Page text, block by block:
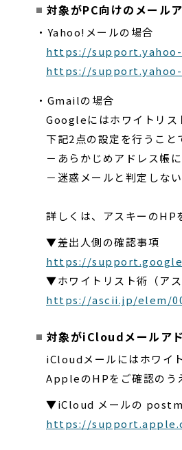
対象がPC向けのメール
・Yahoo!メールの場合
https://
https://
・Gmailの場合
Googleにはホワイトリス
下記2点の設定を行うこ
－あらかじめアドレス帳
－迷惑メールと判定しな
詳しくは、アスキーのHP
▼差出人側の確認事項
https://
▼ホワイトリスト術（アス
https://ascii.jp/elem/
対象がiCloudメールア
iCloudメールにはホワイ
AppleのHPをご確認のう
▼iCloud メールの
https://